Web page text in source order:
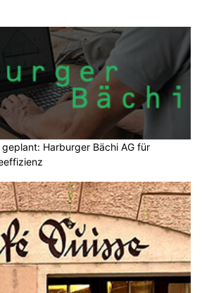
Harburger Bächi AG für